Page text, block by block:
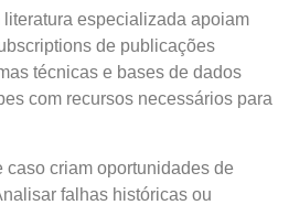
especializada apoiam
de publicações
técnicas e bases de dados
com recursos necessários para
caso criam oportunidades de
falhas históricas ou